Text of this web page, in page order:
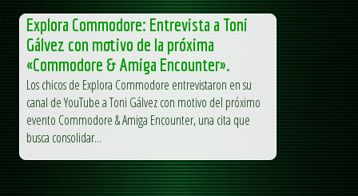
Explora Commodore: Entrevista a Toni
Gálvez con motivo de la próxima
«Commodore & Amiga Encounter».
Los chicos de Explora Commodore entrevistaron en su
canal de YouTube a Toni Gálvez con motivo del próximo
evento Commodore & Amiga Encounter, una cita que
busca consolidar...